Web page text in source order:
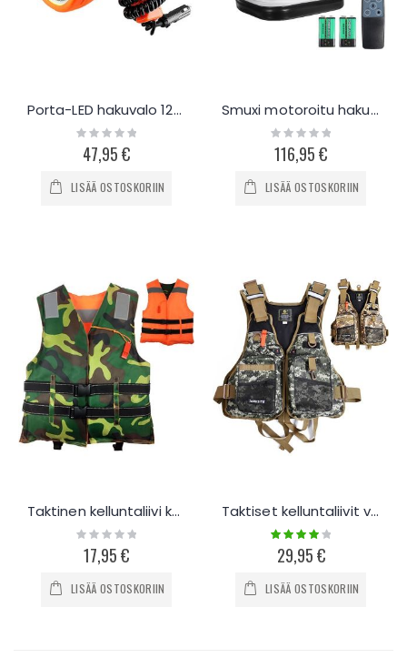
Porta-LED hakuvalo 12V 1000m 50W
Rating:
0%
47,95 €
LISÄÄ OSTOSKORIIN
Smuxi motoroitu hakuvalo 50W
Rating:
0%
116,95 €
LISÄÄ OSTOSKORIIN
Taktinen kelluntaliivi kaksipuolisena
Rating:
0%
17,95 €
LISÄÄ OSTOSKORIIN
Taktiset kelluntaliivit varustetaskuilla
Rating:
80%
29,95 €
LISÄÄ OSTOSKORIIN